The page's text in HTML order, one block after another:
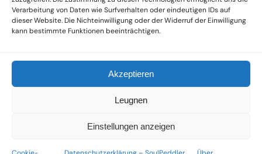
Verarbeitung von Daten wie Surfverhalten oder eindeutigen IDs auf
dieser Website. Die Nichteinwilligung oder der Widerruf der Einwilligung
kann bestimmte Funktionen beeinträchtigen.
Akzeptieren
Leugnen
Einstellungen anzeigen
Vinyl, CD und weiteren Medien.
Sowohl neue als auch gebrauchte, nach Zustand bewertete
Wir setzen uns leidenschaftlich für unabhängige Künstler und
Labels ein und bieten hochwertige, maßgeschneiderte Lösungen
aus über 30 Jahren Erfahrung in der Musikindustrie.
SoulPeddler Mailorder, Records & Vinyl Production – DUBOX –
Nettirock – Nice Guy Records – MOVA Museum of Vinyl Arts